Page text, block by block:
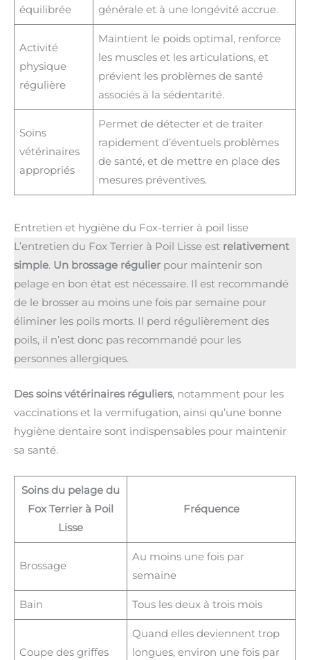
équilibrée
générale et à une longévité accrue.
Activité
physique
régulière
Maintient le poids optimal, renforce
les muscles et les articulations, et
prévient les problèmes de santé
associés à la sédentarité.
Soins
vétérinaires
appropriés
Permet de détecter et de traiter
rapidement d’éventuels problèmes
de santé, et de mettre en place des
mesures préventives.
Entretien et hygiène du Fox-terrier à poil lisse
L’entretien du Fox Terrier à Poil Lisse est relativement
simple. Un brossage régulier pour maintenir son
pelage en bon état est nécessaire. Il est recommandé
de le brosser au moins une fois par semaine pour
éliminer les poils morts. Il perd régulièrement des
poils, il n’est donc pas recommandé pour les
personnes allergiques.
Des soins vétérinaires réguliers, notamment pour les
vaccinations et la vermifugation, ainsi qu’une bonne
hygiène dentaire sont indispensables pour maintenir
sa santé.
Soins du pelage du
Fox Terrier à Poil
Lisse
Fréquence
Brossage
Au moins une fois par
semaine
Bain Tous les deux à trois mois
Coupe des griffes
Quand elles deviennent trop
longues, environ une fois par